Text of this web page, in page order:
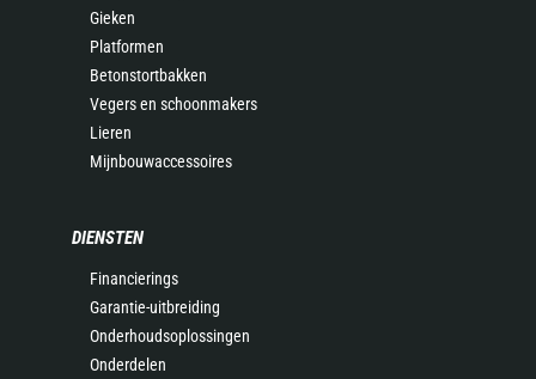
Gieken
Platformen
Betonstortbakken
Vegers en schoonmakers
Lieren
Mijnbouwaccessoires
DIENSTEN
Financierings
Garantie-uitbreiding
Onderhoudsoplossingen
Onderdelen